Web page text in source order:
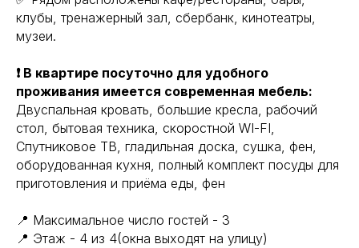
клубы, тренажерный зал, сбербанк, кинотеатры,
музеи.
❗ В квартире посуточно для удобного
проживания имеется современная мебель:
Двуспальная кровать, большие кресла, рабочий
стол, бытовая техника, скоростной WI-FI,
Спутниковое ТВ, гладильная доска, сушка, фен,
оборудованная кухня, полный комплект посуды для
приготовления и приёма еды, фен
📍 Максимальное число гостей - 3
📍 Этаж - 4 из 4(окна выходят на улицу)